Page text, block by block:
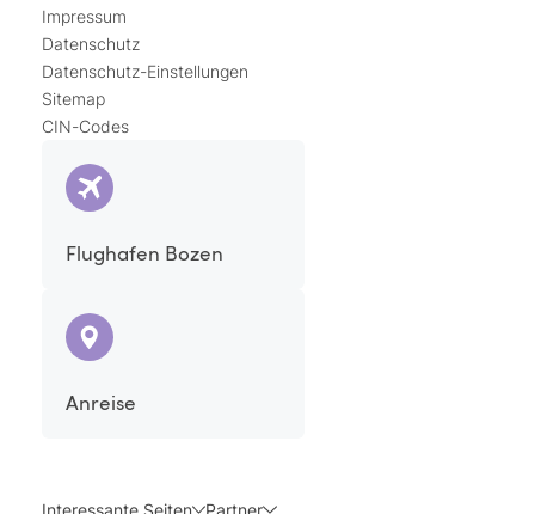
Impressum
Datenschutz
Datenschutz-Einstellungen
Sitemap
CIN-Codes
Flughafen Bozen
Anreise
Interessante Seiten Partner